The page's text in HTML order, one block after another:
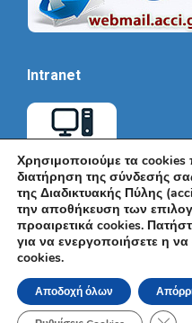
Intranet
© Εμπορικό και
Ακαδημίας 7, ΤΚ: 10671,
Όροι Χρήσης|Πολιτική
Χρησιμοποιούμε τα cookies
διατήρηση της σύνδεσής
της Διαδικτυακής Πύλης
την αποθήκευση των
προαιρετικά cookies.
για να ενεργοποιήσετε η
cookies.
Αποδοχή όλων